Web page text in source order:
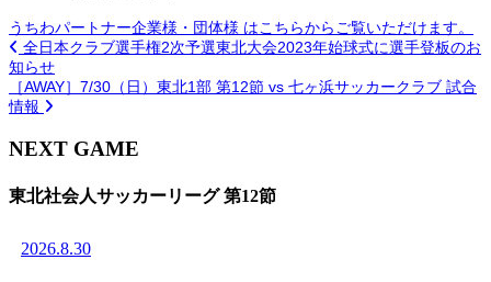
うちわパートナー企業様・団体様 はこちらからご覧いただけます。
全日本クラブ選手権2次予選東北大会2023年始球式に選手登板のお
知らせ
［AWAY］7/30（日）東北1部 第12節 vs 七ヶ浜サッカークラブ 試合
情報
NEXT GAME
東北社会人サッカーリーグ 第12節
2026.8.30